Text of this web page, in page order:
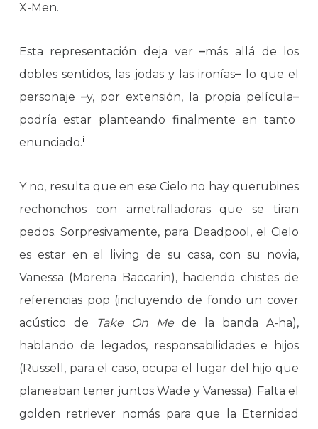
X-Men.
Esta representación deja ver–más allá de los
dobles sentidos, las jodas y las ironías– lo que el
personaje –y, por extensión, la propia película–
podría estar planteando finalmente en tanto
enunciado.i
Y no, resulta que en ese Cielo no hay querubines
rechonchos con ametralladoras que se tiran
pedos. Sorpresivamente, para Deadpool, el Cielo
es estar en el living de su casa, con su novia,
Vanessa (Morena Baccarin), haciendo chistes de
referencias pop (incluyendo de fondo un cover
acústico de
Take On Me de la banda A-ha),
hablando de legados, responsabilidades e hijos
(Russell, para el caso, ocupa el lugar del hijo que
planeaban tener juntos Wade y Vanessa). Falta el
golden retriever nomás para que la Eternidad